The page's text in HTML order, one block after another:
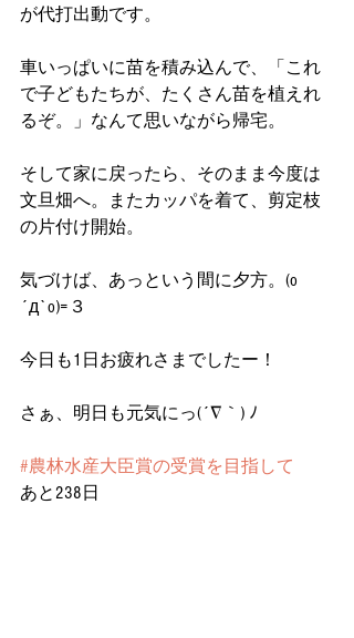
が代打出動です。
車いっぱいに苗を積み込んで、「これ
で子どもたちが、たくさん苗を植えれ
るぞ。」なんて思いながら帰宅。
そして家に戻ったら、そのまま今度は
文旦畑へ。またカッパを着て、剪定枝
の片付け開始。
気づけば、あっという間に夕方。(o
´д`o)=３
今日も1日お疲れさまでしたー！
さぁ、明日も元気にっ(´∇｀) ﾉ
#農林水産大臣賞の受賞を目指して
あと238日